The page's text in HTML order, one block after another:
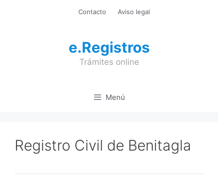
Contacto Aviso legal
e.Registros
Trámites online
Menú
Registro Civil de Benitagla